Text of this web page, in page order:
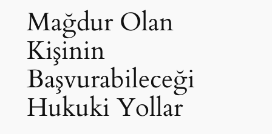
Mağdur Olan
Kişinin
Başvurabileceği
Hukuki Yollar